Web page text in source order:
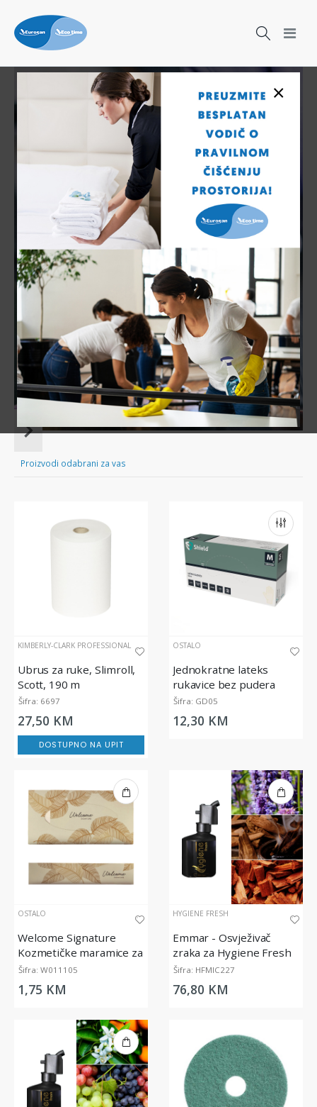
×
Čišćenje nikad nije bilo lakše!
Sve za čišćenje tvog doma nadohvat ruke!
Item
ofProizvodi odabrani za vas
KIMBERLY-CLARK PROFESSIONAL
Ubrus za ruke, Slimroll,
Scott, 190 m
Šifra: 6697
27,50 KM
DOSTUPNO NA UPIT
OSTALO
Jednokratne lateks
rukavice bez pudera
SHIELD GD05
Šifra: GD05
12,30 KM
OSTALO
Welcome Signature
Kozmetičke maramice za
lice (100/1)
Šifra: W011105
1,75 KM
HYGIENE FRESH
Emmar - Osvježivač
zraka za Hygiene Fresh
Micro Diffuser, 200 ml
Šifra: HFMIC227
76,80 KM